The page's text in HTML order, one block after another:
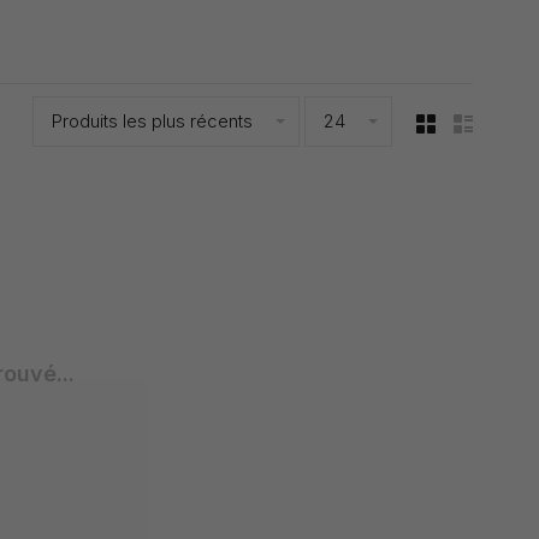
Produits les plus récents 24